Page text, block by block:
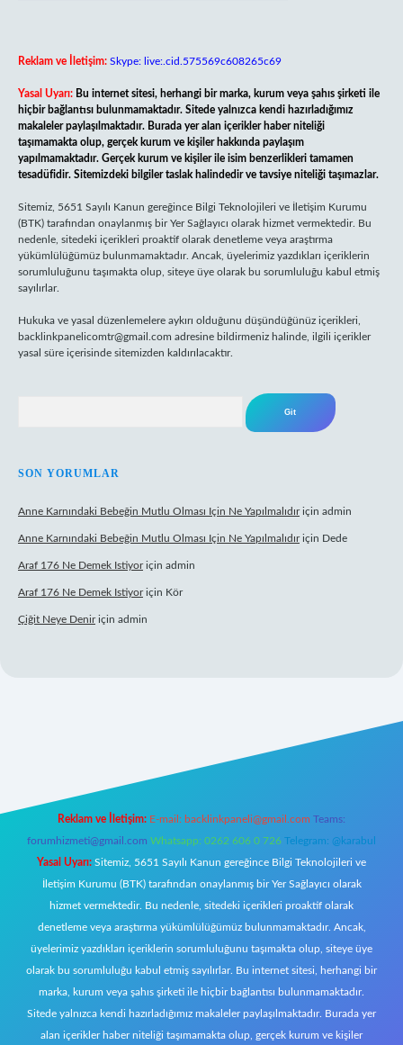
Reklam ve İletişim: Skype: live:.cid.575569c608265c69
Yasal Uyarı: Bu internet sitesi, herhangi bir marka, kurum veya şahıs şirketi ile
hiçbir bağlantısı bulunmamaktadır. Sitede yalnızca kendi hazırladığımız
makaleler paylaşılmaktadır. Burada yer alan içerikler haber niteliği
taşımamakta olup, gerçek kurum ve kişiler hakkında paylaşım
yapılmamaktadır. Gerçek kurum ve kişiler ile isim benzerlikleri tamamen
tesadüfidir. Sitemizdeki bilgiler taslak halindedir ve tavsiye niteliği taşımazlar.
Sitemiz, 5651 Sayılı Kanun gereğince Bilgi Teknolojileri ve İletişim Kurumu
(BTK) tarafından onaylanmış bir Yer Sağlayıcı olarak hizmet vermektedir. Bu
nedenle, sitedeki içerikleri proaktif olarak denetleme veya araştırma
yükümlülüğümüz bulunmamaktadır. Ancak, üyelerimiz yazdıkları içeriklerin
sorumluluğunu taşımakta olup, siteye üye olarak bu sorumluluğu kabul etmiş
sayılırlar.
Hukuka ve yasal düzenlemelere aykırı olduğunu düşündüğünüz içerikleri,
backlinkpanelicomtr@gmail.com adresine bildirmeniz halinde, ilgili içerikler
yasal süre içerisinde sitemizden kaldırılacaktır.
SON YORUMLAR
Anne Karnındaki Bebeğin Mutlu Olması Için Ne Yapılmalıdıriçin admin
Anne Karnındaki Bebeğin Mutlu Olması Için Ne Yapılmalıdıriçin Dede
Araf 176 Ne Demek Istiyoriçin admin
Araf 176 Ne Demek Istiyoriçin Kör
Çiğit Neye Deniriçin admin
Reklam ve İletişim: E-mail: backlinkpaneli@gmail.com Teams:
forumhizmeti@gmail.com Whatsapp: 0262 606 0 726 Telegram: @karabul
Yasal Uyarı: Sitemiz, 5651 Sayılı Kanun gereğince Bilgi Teknolojileri ve
İletişim Kurumu (BTK) tarafından onaylanmış bir Yer Sağlayıcı olarak
hizmet vermektedir. Bu nedenle, sitedeki içerikleri proaktif olarak
denetleme veya araştırma yükümlülüğümüz bulunmamaktadır. Ancak,
üyelerimiz yazdıkları içeriklerin sorumluluğunu taşımakta olup, siteye üye
olarak bu sorumluluğu kabul etmiş sayılırlar. Bu internet sitesi, herhangi bir
marka, kurum veya şahıs şirketi ile hiçbir bağlantısı bulunmamaktadır.
Sitede yalnızca kendi hazırladığımız makaleler paylaşılmaktadır. Burada yer
alan içerikler haber niteliği taşımamakta olup, gerçek kurum ve kişiler